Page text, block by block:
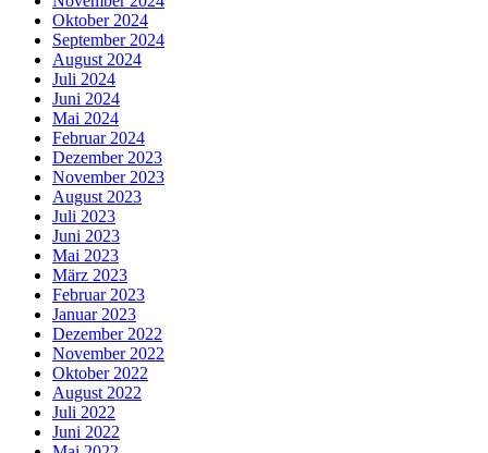
Oktober 2024
September 2024
August 2024
Juli 2024
Juni 2024
Mai 2024
Februar 2024
Dezember 2023
November 2023
August 2023
Juli 2023
Juni 2023
Mai 2023
März 2023
Februar 2023
Januar 2023
Dezember 2022
November 2022
Oktober 2022
August 2022
Juli 2022
Juni 2022